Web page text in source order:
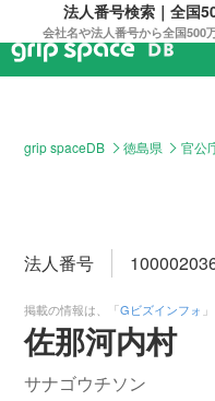
法人番号検索｜全国
会社名や法人番号から全国500
grip spaceDB 徳島県 官公
法人番号
掲載の情報は、「Gビズインフォ
佐那河内村
サナゴウチソン